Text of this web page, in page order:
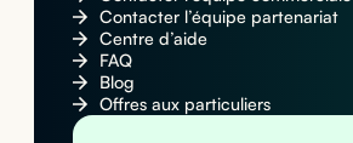
Contacter l’équipe partenariat
Centre d’aide
FAQ
Blog
Offres aux particuliers